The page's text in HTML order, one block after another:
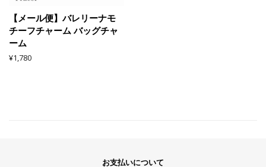
【メール便】バレリーナモ
チーフチャーム バッグチャ
ーム
通
¥1,780
お支払いについて